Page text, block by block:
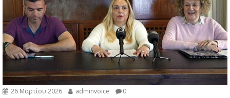
26 Μαρτίου 2026 adminvoice 0